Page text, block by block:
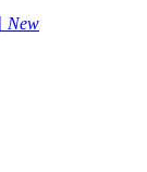
New